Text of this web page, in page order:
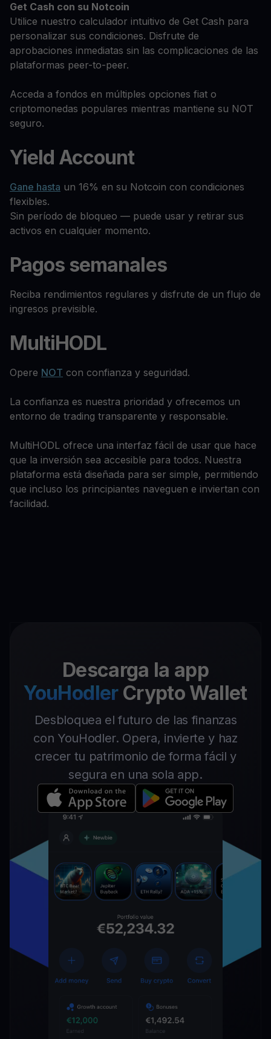
Get Cash con su Notcoin
Utilice nuestro calculador intuitivo de Get Cash para
personalizar sus condiciones. Disfrute de
aprobaciones inmediatas sin las complicaciones de las
plataformas peer-to-peer.
Acceda a fondos en múltiples opciones fiat o
criptomonedas populares mientras mantiene su NOT
seguro.
Yield Account
Gane hasta un 16% en su Notcoin con condiciones
flexibles.
Sin período de bloqueo — puede usar y retirar sus
activos en cualquier momento.
Pagos semanales
Reciba rendimientos regulares y disfrute de un flujo de
ingresos previsible.
MultiHODL
Opere NOT con confianza y seguridad.
La confianza es nuestra prioridad y ofrecemos un
entorno de trading transparente y responsable.
MultiHODL ofrece una interfaz fácil de usar que hace
que la inversión sea accesible para todos. Nuestra
plataforma está diseñada para ser simple, permitiendo
que incluso los principiantes naveguen e inviertan con
facilidad.
Descarga la app
YouHodler Crypto Wallet
Desbloquea el futuro de las finanzas
con YouHodler. Opera, invierte y haz
crecer tu patrimonio de forma fácil y
segura en una sola app.